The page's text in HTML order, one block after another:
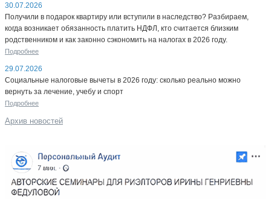
30.07.2026
Получили в подарок квартиру или вступили в наследство? Разбираем,
когда возникает обязанность платить НДФЛ, кто считается близким
родственником и как законно сэкономить на налогах в 2026 году.
Подробнее
29.07.2026
Социальные налоговые вычеты в 2026 году: сколько реально можно
вернуть за лечение, учебу и спорт
Подробнее
Архив новостей